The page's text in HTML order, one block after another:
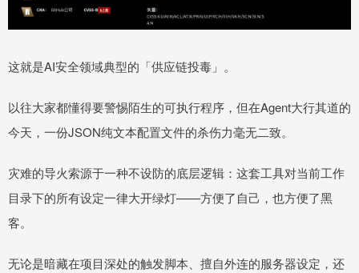
这就是AI安全领域典型的「供应链投毒」。
以往大家都懂得要警惕陌生的可执行程序，但在Agent大行其道的
今天，一份JSON纯文本配置文件的杀伤力毫无二致。
灾难的导火索源于一种不设防的底层逻辑：这套工具对当前工作
目录下的所有设定一律大开绿灯——方便了自己，也方便了黑
客。
无论是暗藏在项目深处的触发脚本、擅自外连的服务器设定，还